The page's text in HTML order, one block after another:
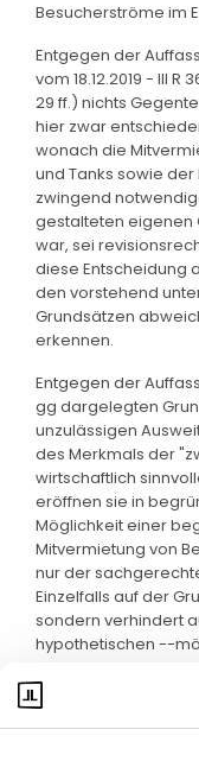
Besucherströme im
Entgegen der
vom 18.12.2019 - III R
29 ff.) nichts
hier zwar
wonach die
und Tanks sowie
zwingend
gestalteten eigenen
war, sei
diese Entscheidung
den vorstehend
Grundsätzen
erkennen.
Entgegen der
gg dargelegten
unzulässigen
des Merkmals der
wirtschaftlich
eröffnen sie in
Möglichkeit einer
Mitvermietung von
nur der
Einzelfalls auf der
sondern verhindert
hypothetischen --